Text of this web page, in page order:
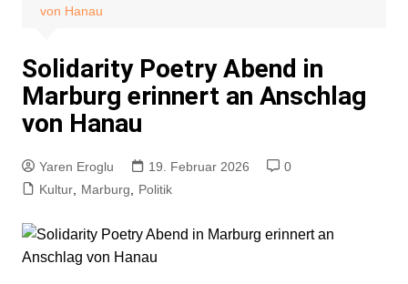
von Hanau
Solidarity Poetry Abend in
Marburg erinnert an Anschlag
von Hanau
Yaren Eroglu 19. Februar 2026
0
Kultur, Marburg, Politik